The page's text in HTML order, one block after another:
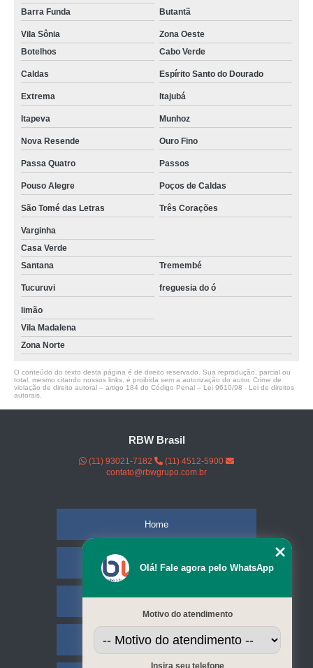
Barra Funda
Butantã
Vila Sônia
Zona Oeste
Botelhos
Cabo Verde
Caldas Espírito Santo do Dourado
Extrema Itajubá
Itapeva Munhoz
Nova Resende Ouro Fino
Passa Quatro Passos
Pouso Alegre Poços de Caldas
São Tomé das Letras Três Corações
Varginha
Casa Verde
Santana
Tremembé
Tucuruvi freguesia do ó
limão
Vila Madalena
Zona Norte
O conteúdo do texto desta página é de direito reservado. Sua reprodução, parcial ou
total, mesmo citando nossos links, é proibida sem a autorização do autor. Crime de
violação de direito autoral – artigo 184 do Código Penal – Lei 9610/98 - Lei de direitos
autorais
RBW Brasil
(11) 93021-7182
(11) 4512-5900
contato@rbwgrupo.com.br
Home
Empresa
Serviços
Olá! Fale agora pelo WhatsApp
Motivo do atendimento
Insira seu telefone